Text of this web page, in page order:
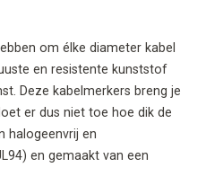
om élke diameter kabel
en resistente kunststof
Deze kabelmerkers breng je
er dus niet toe hoe dik de
halogeenvrij en
en gemaakt van een